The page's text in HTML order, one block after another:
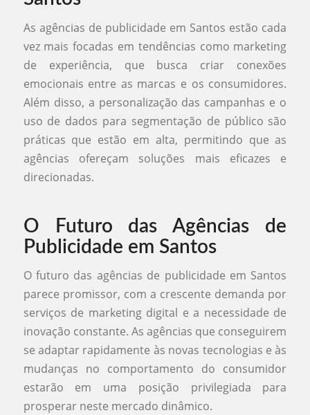
As agências de publicidade em Santos estão cada
vez mais focadas em tendências como marketing
de experiência, que busca criar conexões
emocionais entre as marcas e os consumidores.
Além disso, a personalização das campanhas e o
uso de dados para segmentação de público são
práticas que estão em alta, permitindo que as
agências ofereçam soluções mais eficazes e
direcionadas.
O Futuro das Agências de
Publicidade em Santos
O futuro das agências de publicidade em Santos
parece promissor, com a crescente demanda por
serviços de marketing digital e a necessidade de
inovação constante. As agências que conseguirem
se adaptar rapidamente às novas tecnologias e às
mudanças no comportamento do consumidor
estarão em uma posição privilegiada para
prosperar neste mercado dinâmico.